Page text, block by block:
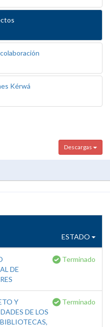
Kérwá
Descargas
ESTADO
DE
Terminado
Y
DE LOS
Terminado